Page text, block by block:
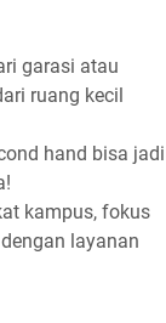
garasi atau
ruang kecil
hand bisa jadi
kampus, fokus
layanan